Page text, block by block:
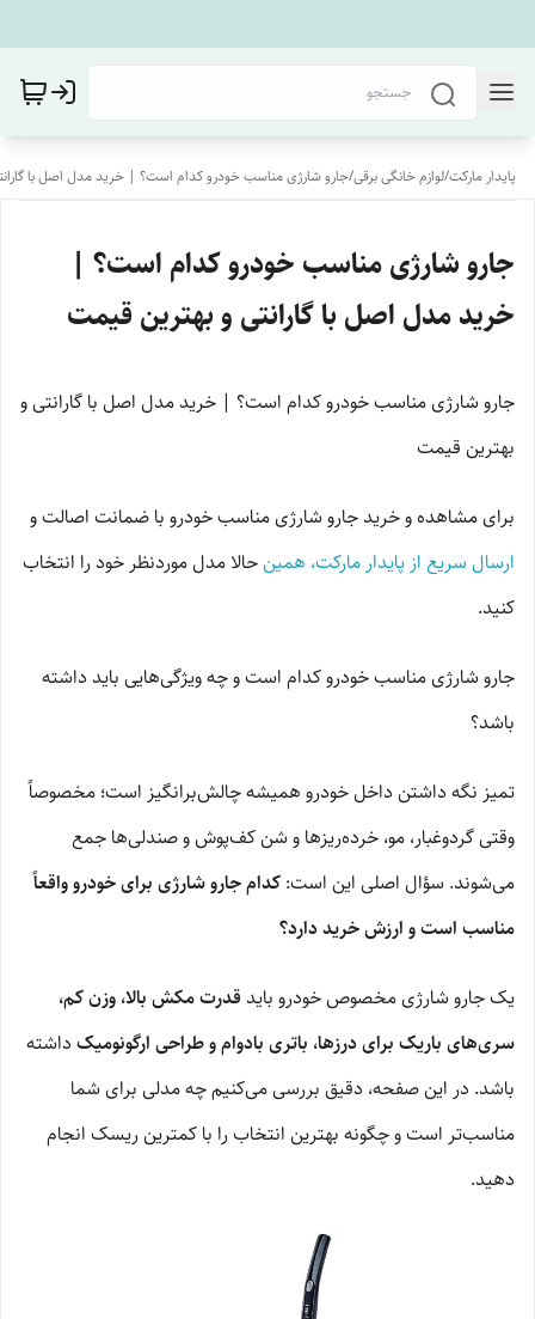
پایدار مارکت/لوازم خانگی برقی/جارو شارژی مناسب خودرو کدام است؟ | خرید مدل اصل با
جارو شارژی مناسب خودرو کدام است؟ |
خرید مدل اصل با گارانتی و بهترین قیمت
جارو شارژی مناسب خودرو کدام است؟ | خرید مدل اصل با گارانتی و
بهترین قیمت
برای مشاهده و خرید جارو شارژی مناسب خودرو با ضمانت اصالت و
ارسال سریع از پایدار مارکت، همینحالا مدل موردنظر خود را انتخاب
کنید.
جارو شارژی مناسب خودرو کدام است و چه ویژگی‌هایی باید داشته
باشد؟
تمیز نگه داشتن داخل خودرو همیشه چالش‌برانگیز است؛ مخصوصاً
وقتی گردوغبار، مو، خرده‌ریزها و شن کف‌پوش و صندلی‌ها جمع
می‌شوند. سؤال اصلی این است: کدام جارو شارژی برای خودرو واقعاً
مناسب است و ارزش خرید دارد؟
یک جارو شارژی مخصوص خودرو باید قدرت مکش بالا، وزن کم،
سری‌های باریک برای درزها، باتری بادوام و طراحی ارگونومیکداشته
باشد. در این صفحه، دقیق بررسی می‌کنیم چه مدلی برای شما
مناسب‌تر است و چگونه بهترین انتخاب را با کمترین ریسک انجام
دهید.